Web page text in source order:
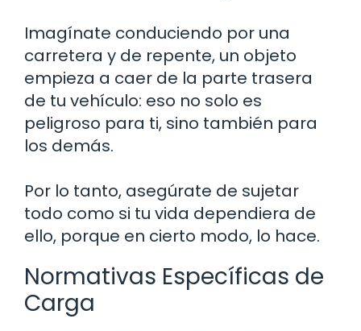
Imagínate conduciendo por una
carretera y de repente, un objeto
empieza a caer de la parte trasera
de tu vehículo: eso no solo es
peligroso para ti, sino también para
los demás.
Por lo tanto, asegúrate de sujetar
todo como si tu vida dependiera de
ello, porque en cierto modo, lo hace.
Normativas Específicas de
Carga